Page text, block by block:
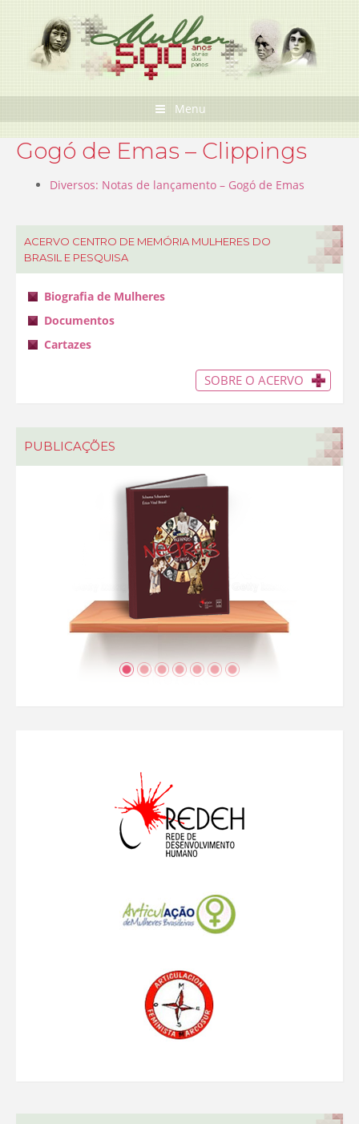
conteúdo
Menu
Gogó de Emas – Clippings
Diversos: Notas de lançamento – Gogó de Emas
ACERVO CENTRO DE MEMÓRIA MULHERES DO
BRASIL E PESQUISA
Biografia de Mulheres
Documentos
Cartazes
SOBRE O ACERVO
PUBLICAÇÕES